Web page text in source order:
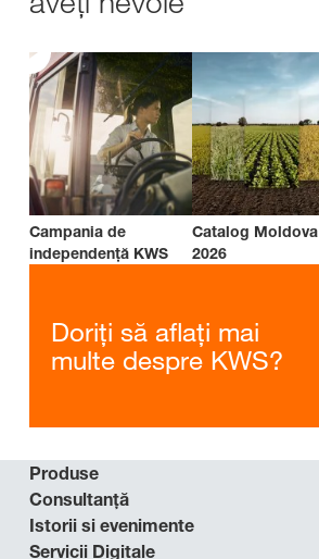
Campania de
independenţă KWS
Catalog Moldova
2026
Doriți să aflați mai
multe despre KWS?
Produse
Consultanţă
Istorii si evenimente
Servicii Digitale